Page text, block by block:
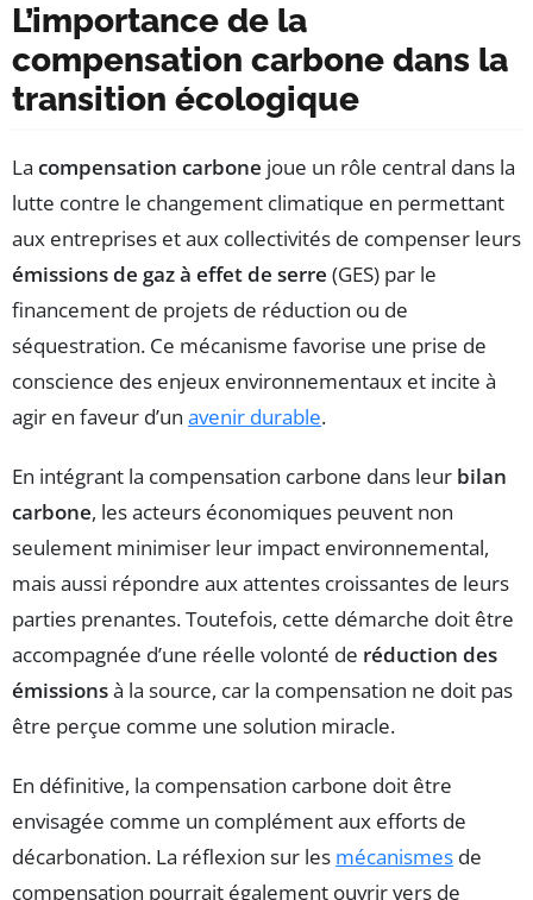
L’importance de la
compensation carbone dans la
transition écologique
La compensation carbone joue un rôle central dans la
lutte contre le changement climatique en permettant
aux entreprises et aux collectivités de compenser leurs
émissions de gaz à effet de serre (GES) par le
financement de projets de réduction ou de
séquestration. Ce mécanisme favorise une prise de
conscience des enjeux environnementaux et incite à
agir en faveur d’un avenir durable.
En intégrant la compensation carbone dans leur bilan
carbone, les acteurs économiques peuvent non
seulement minimiser leur impact environnemental,
mais aussi répondre aux attentes croissantes de leurs
parties prenantes. Toutefois, cette démarche doit être
accompagnée d’une réelle volonté de réduction des
émissionsà la source, car la compensation ne doit pas
être perçue comme une solution miracle.
En définitive, la compensation carbone doit être
envisagée comme un complément aux efforts de
décarbonation. La réflexion sur les mécanismes de
compensation pourrait également ouvrir vers de